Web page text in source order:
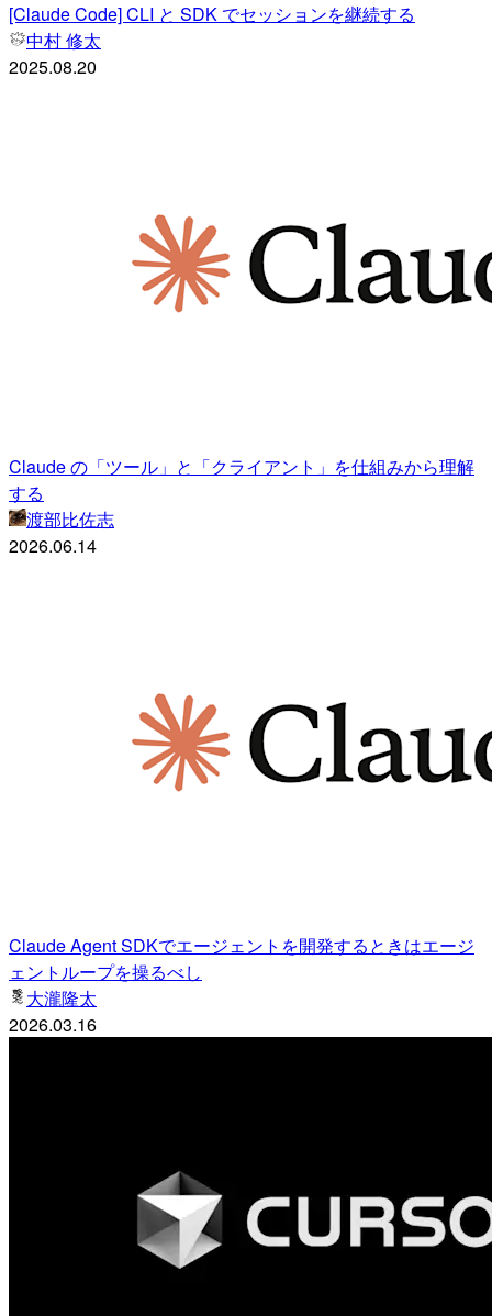
[Claude Code] CLI と SDK でセッションを継続する
中村 修太
2025.08.20
Claude の「ツール」と「クライアント」を仕組みから理解
する
渡部比佐志
2026.06.14
Claude Agent SDKでエージェントを開発するときはエージ
ェントループを操るべし
大瀧隆太
2026.03.16